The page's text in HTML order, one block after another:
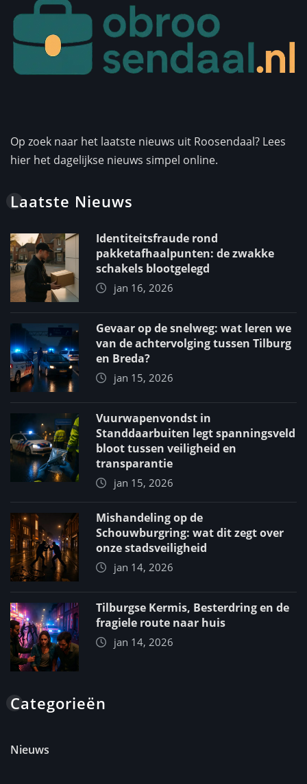
Op zoek naar het laatste nieuws uit Roosendaal? Lees
hier het dagelijkse nieuws simpel online.
Laatste Nieuws
Identiteitsfraude rond
pakketafhaalpunten: de zwakke
schakels blootgelegd
jan 16, 2026
Gevaar op de snelweg: wat leren we
van de achtervolging tussen Tilburg
en Breda?
jan 15, 2026
Vuurwapenvondst in
Standdaarbuiten legt spanningsveld
bloot tussen veiligheid en
transparantie
jan 15, 2026
Mishandeling op de
Schouwburgring: wat dit zegt over
onze stadsveiligheid
jan 14, 2026
Tilburgse Kermis, Besterdring en de
fragiele route naar huis
jan 14, 2026
Categorieën
Nieuws